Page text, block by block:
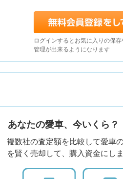
ログインするとお気に入りの保
管理が出来るようになります
あなたの愛車、今いくら？
複数社の査定額を比較して愛車
を賢く売却して、購入資金にし